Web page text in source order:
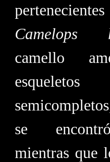
Camelops
camello
se
mientras que